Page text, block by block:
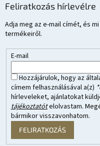
Feliratkozás hírlevélre
Adja meg az e-mail címét, és
termékeiről.
E-mail
Hozzájárulok, hogy az
címem felhasználásával a(z)
hírleveleket, ajánlatokat
tájékoztatótelolvastam.
bármikor visszavonhatom.
FELIRATKOZÁS